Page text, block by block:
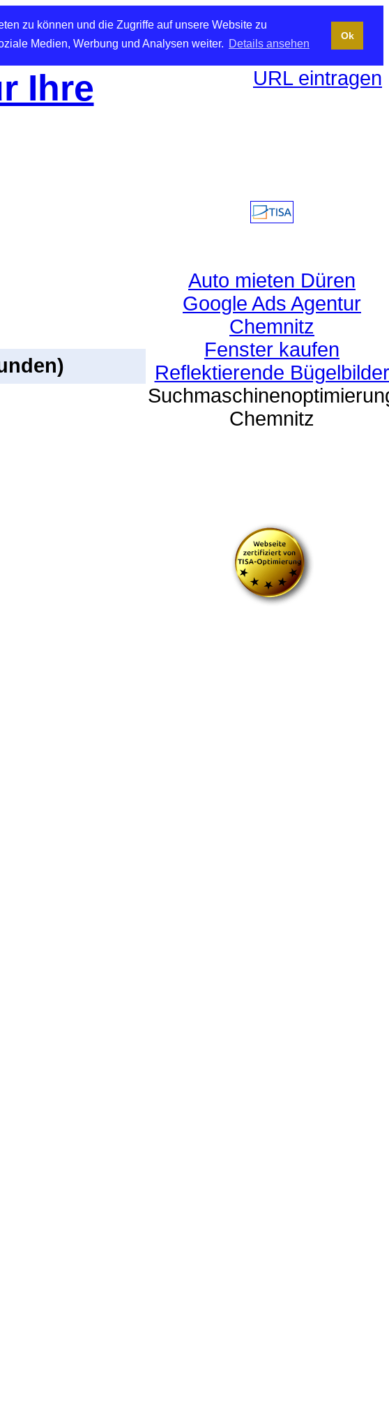
zu können und die Zugriffe auf unsere Website zu
Medien, Werbung und Analysen weiter. Details ansehen
Ok
Ihre
URL eintragen
Auto mieten Düren
Google Ads Agentur
Chemnitz
Fenster kaufen
Reflektierende Bügelbilder
Chemnitz